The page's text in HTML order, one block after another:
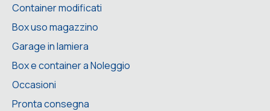
Container modificati
Box uso magazzino
Garage in lamiera
Box e container a Noleggio
Occasioni
Pronta consegna